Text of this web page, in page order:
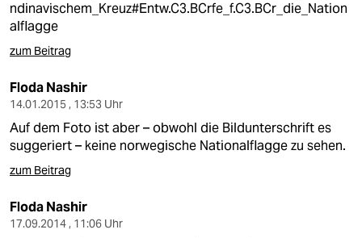
ndinavischem_Kreuz#Entw.C3.BCrfe_f.C3.BCr_die_Nation
alflagge
zum Beitrag
Floda Nashir
14.01.2015 , 13:53 Uhr
Auf dem Foto ist aber – obwohl die Bildunterschrift es
suggeriert – keine norwegische Nationalflagge zu sehen.
zum Beitrag
Floda Nashir
17.09.2014 , 11:06 Uhr